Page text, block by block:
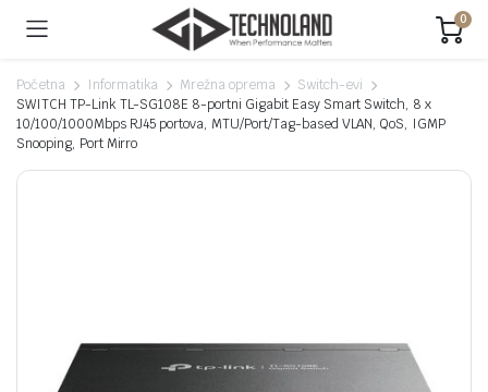
0
Početna Informatika Mrežna oprema
Switch-evi
SWITCH TP-Link TL-SG108E 8-portni Gigabit Easy Smart Switch, 8 x
10/100/1000Mbps RJ45 portova, MTU/Port/Tag-based VLAN, QoS, IGMP
Snooping, Port Mirro